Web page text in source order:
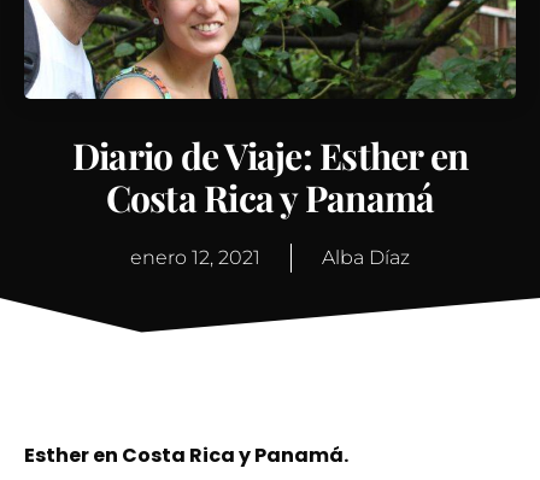
Diario de Viaje: Esther en
Costa Rica y Panamá
enero 12, 2021 Alba Díaz
Esther en Costa Rica y Panamá.